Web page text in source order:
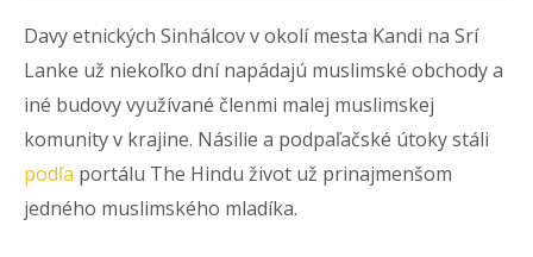
Davy etnických Sinhálcov v okolí mesta Kandi na Srí
Lanke už niekoľko dní napádajú muslimské obchody a
iné budovy využívané členmi malej muslimskej
komunity v krajine. Násilie a podpaľačské útoky stáli
podľa portálu The Hindu život už prinajmenšom
jedného muslimského mladíka.